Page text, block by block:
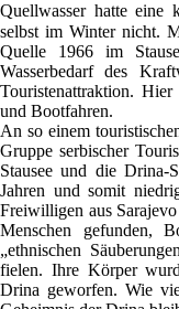
Quellwasser hatte
selbst im Winter nicht.
Quelle 1966 im
Wasserbedarf des
Touristenattraktion.
und Bootfahren.
An so einem
Gruppe serbischer
Stausee und die
Jahren und somit
Freiwilligen aus
Menschen gefunden,
„ethnischen
fielen. Ihre Körper
Drina geworfen. Wie